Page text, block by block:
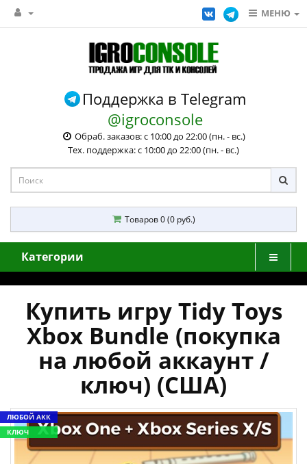
МЕНЮ
Поддержка в Telegram
@igroconsole
Обраб. заказов: с 10:00 до 22:00 (пн. - вс.)
Тех. поддержка: с 10:00 до 22:00 (пн. - вс.)
Товаров 0 (0 руб.)
Категории
Купить игру Tidy Toys
Xbox Bundle (покупка
на любой аккаунт /
ключ) (США)
ЛЮБОЙ АКК
КЛЮЧ